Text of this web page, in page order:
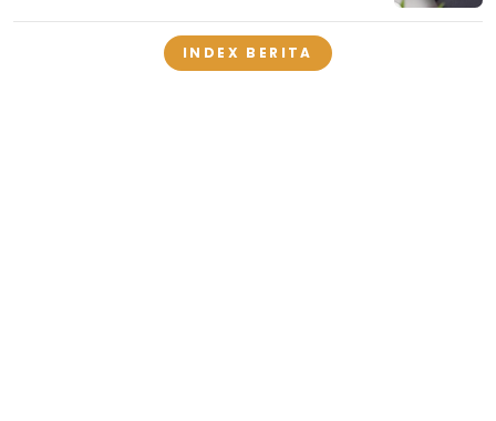
INDEX BERITA